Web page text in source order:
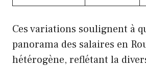
Ces variations soulignent à
panorama des salaires en
hétérogène, reflétant la